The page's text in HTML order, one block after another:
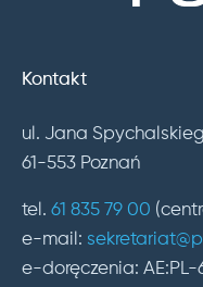
Kontakt
ul. Jana
61-553 Poznań
tel. 61 835 79 00
e-mail:
e-doręczenia: